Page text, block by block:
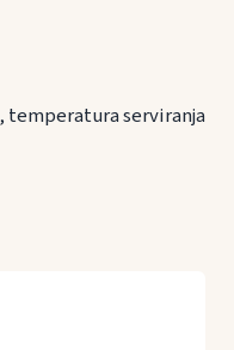
temperatura serviranja